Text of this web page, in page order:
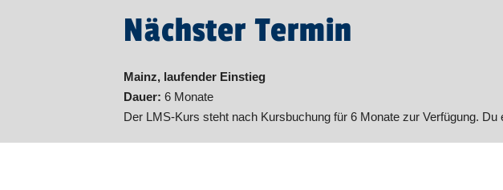
Nächster Termin
Mainz, laufender Einstieg
Dauer: 6 Monate
Der LMS-Kurs steht nach Kursbuchung für 6 Monate zur Verfügung. Du